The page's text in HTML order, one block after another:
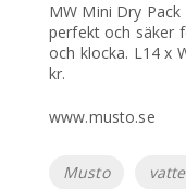
MW Mini Dry
perfekt och säker
och klocka. L14 x
kr.
www.musto.se
Etiketter
Musto